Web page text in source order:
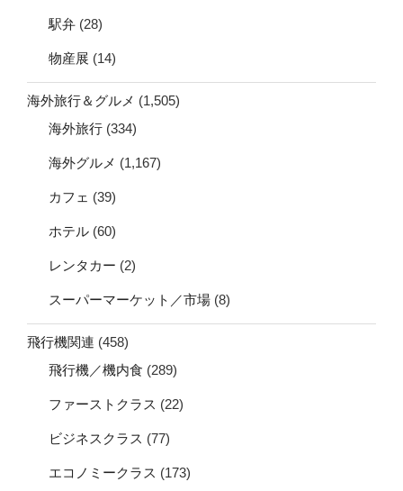
駅弁 (28)
物産展 (14)
海外旅行＆グルメ (1,505)
海外旅行 (334)
海外グルメ (1,167)
カフェ (39)
ホテル (60)
レンタカー (2)
スーパーマーケット／市場 (8)
飛行機関連 (458)
飛行機／機内食 (289)
ファーストクラス (22)
ビジネスクラス (77)
エコノミークラス (173)